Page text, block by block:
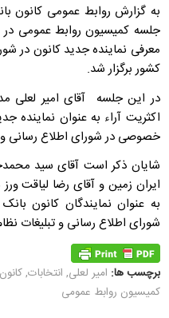
به گزارش روابط عمومی کانون
معرفی نماینده جدید کانون در
کشور برگزار شد.
در این جلسه آقای امیر لعلی
اکثریت آراء به عنوان نماینده
خصوصی در شورای اطلاع رسانی و
شایان ذکر است آقای سید
ایران ‌زمین و آقای رضا لیاقت
به عنوان نمایندگان کانون
شورای اطلاع رسانی و تبلیغات
برچسب ها: امیر لعلی, انتخابات,
کمیسیون روابط عمومی